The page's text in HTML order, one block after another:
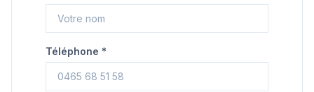
Téléphone *